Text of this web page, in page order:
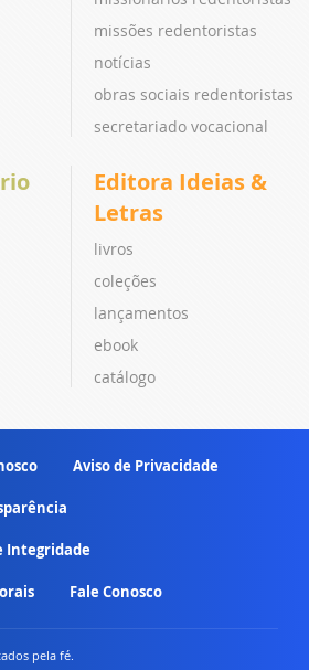
missões redentoristas
notícias
obras sociais redentoristas
secretariado vocacional
Editora Ideias &
Letras
livros
coleções
lançamentos
ebook
catálogo
Aviso de Privacidade
Integridade
Fale Conosco
pela fé.